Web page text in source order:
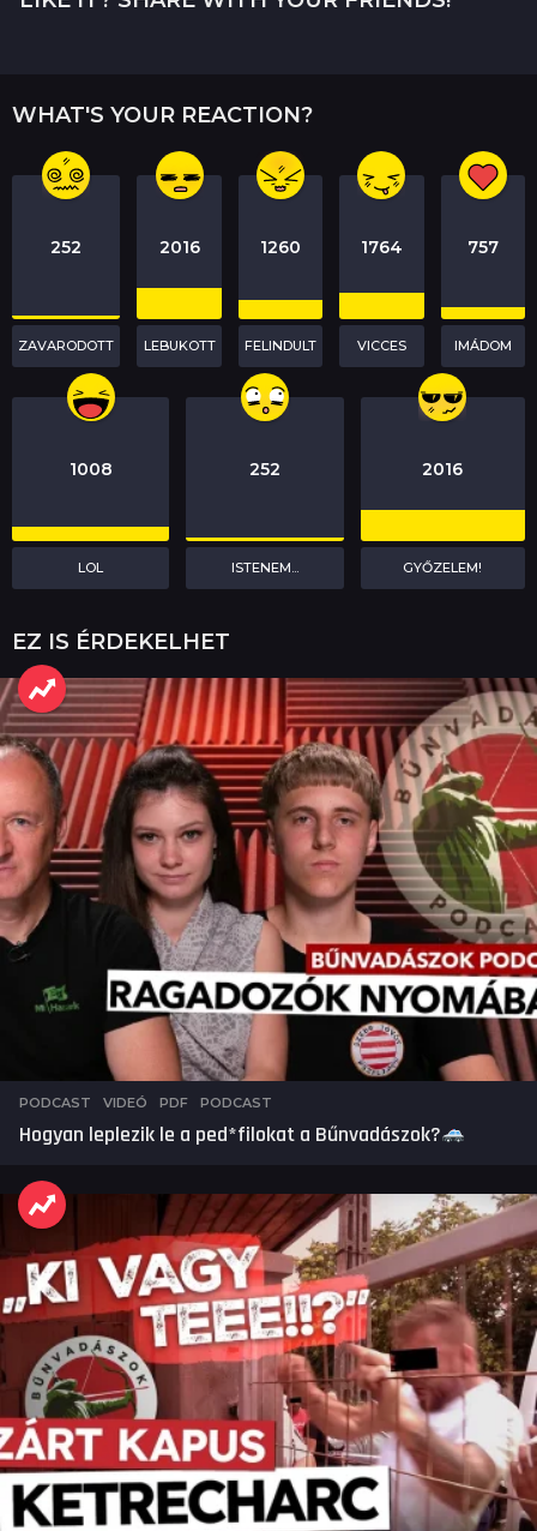
i
n
WHAT'S YOUR REACTION?
252
ZAVARODOTT
2016
LEBUKOTT
1260
FELINDULT
1764
VICCES
757
IMÁDOM
1008
LOL
252
ISTENEM...
2016
GYŐZELEM!
EZ IS ÉRDEKELHET
PODCAST ,VIDEÓ PDF ,PODCAST
Hogyan leplezik le a ped*filokat a Bűnvadászok?